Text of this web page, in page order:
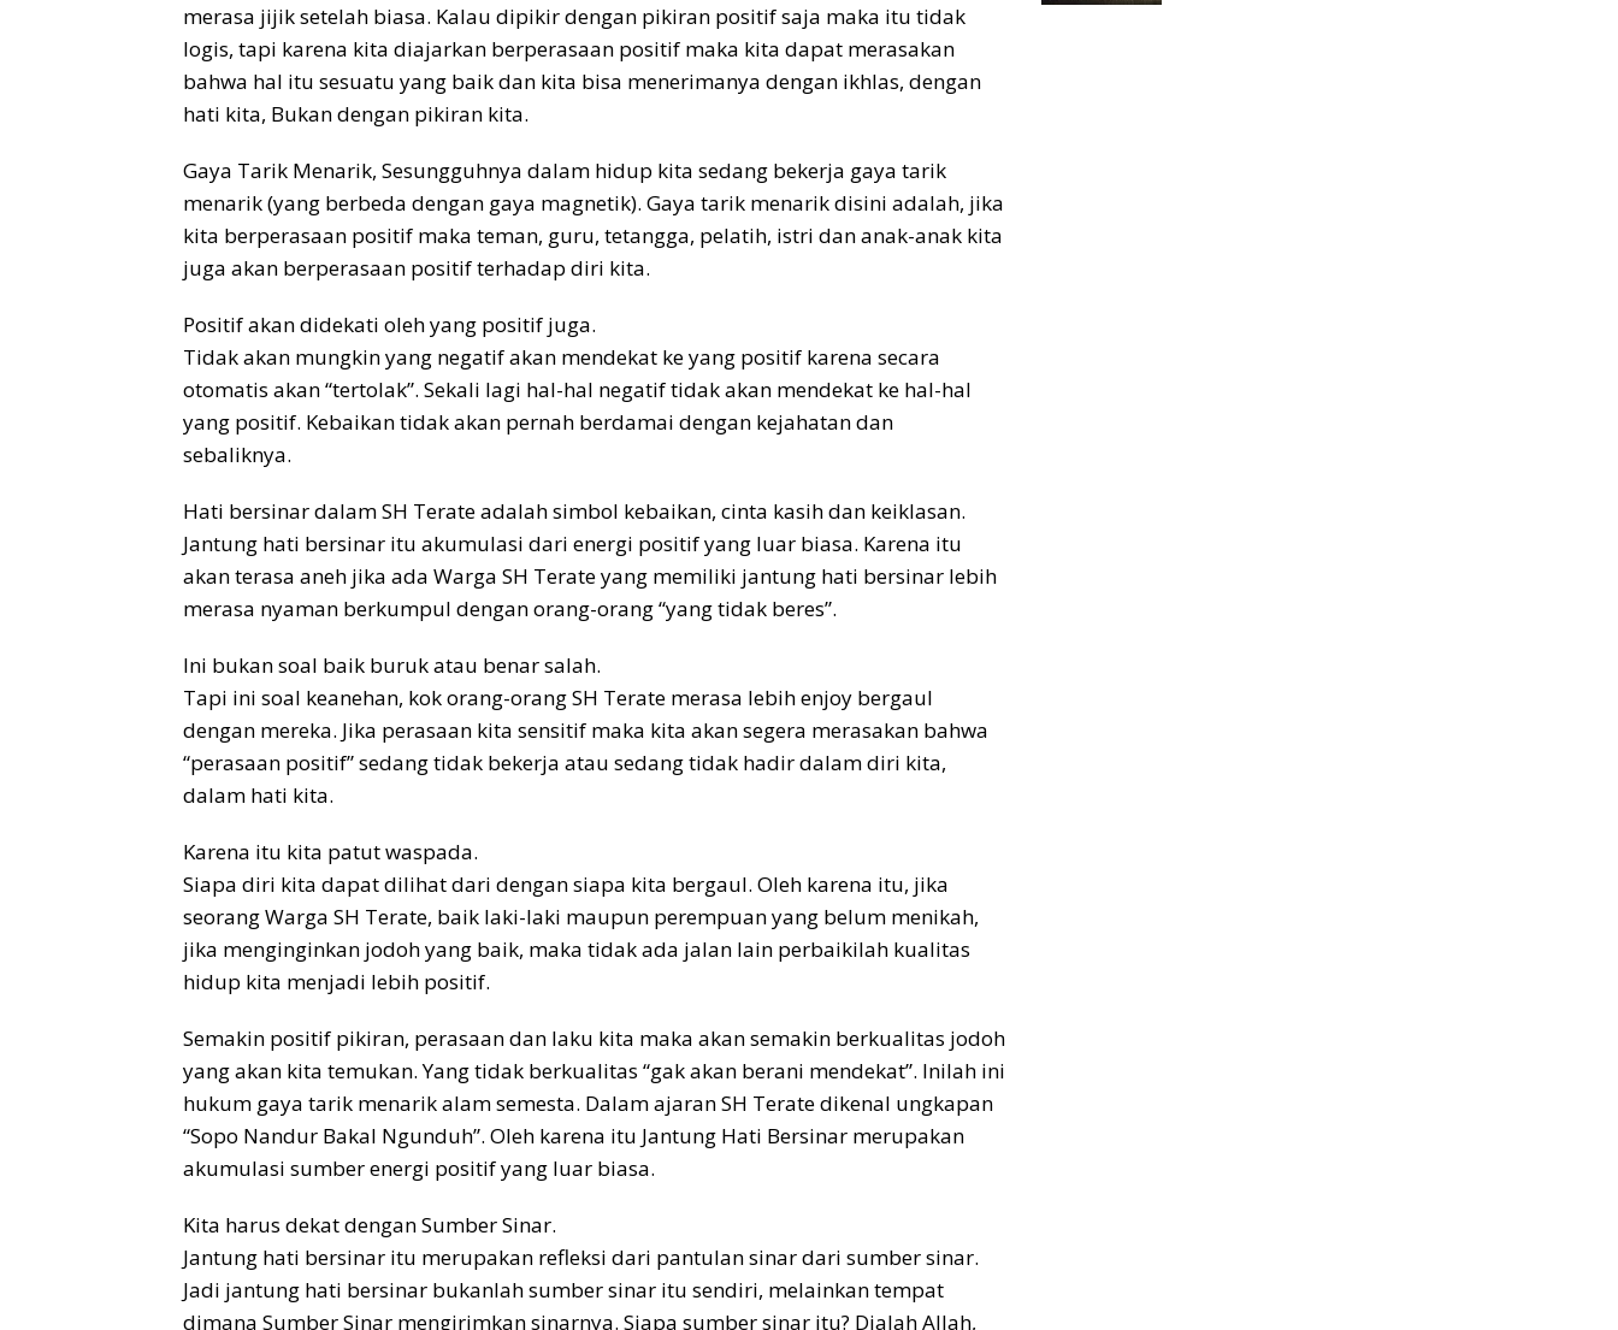
merasa jijik setelah biasa. Kalau dipikir dengan pikiran positif saja maka itu tidak
logis, tapi karena kita diajarkan berperasaan positif maka kita dapat merasakan
bahwa hal itu sesuatu yang baik dan kita bisa menerimanya dengan ikhlas, dengan
hati kita, Bukan dengan pikiran kita.
Gaya Tarik Menarik, Sesungguhnya dalam hidup kita sedang bekerja gaya tarik
menarik (yang berbeda dengan gaya magnetik). Gaya tarik menarik disini adalah, jika
kita berperasaan positif maka teman, guru, tetangga, pelatih, istri dan anak-anak kita
juga akan berperasaan positif terhadap diri kita.
Positif akan didekati oleh yang positif juga.
Tidak akan mungkin yang negatif akan mendekat ke yang positif karena secara
otomatis akan “tertolak”. Sekali lagi hal-hal negatif tidak akan mendekat ke hal-hal
yang positif. Kebaikan tidak akan pernah berdamai dengan kejahatan dan
sebaliknya.
Hati bersinar dalam SH Terate adalah simbol kebaikan, cinta kasih dan keiklasan.
Jantung hati bersinar itu akumulasi dari energi positif yang luar biasa. Karena itu
akan terasa aneh jika ada Warga SH Terate yang memiliki jantung hati bersinar lebih
merasa nyaman berkumpul dengan orang-orang “yang tidak beres”.
Ini bukan soal baik buruk atau benar salah.
Tapi ini soal keanehan, kok orang-orang SH Terate merasa lebih enjoy bergaul
dengan mereka. Jika perasaan kita sensitif maka kita akan segera merasakan bahwa
“perasaan positif” sedang tidak bekerja atau sedang tidak hadir dalam diri kita,
dalam hati kita.
Karena itu kita patut waspada.
Siapa diri kita dapat dilihat dari dengan siapa kita bergaul. Oleh karena itu, jika
seorang Warga SH Terate, baik laki-laki maupun perempuan yang belum menikah,
jika menginginkan jodoh yang baik, maka tidak ada jalan lain perbaikilah kualitas
hidup kita menjadi lebih positif.
Semakin positif pikiran, perasaan dan laku kita maka akan semakin berkualitas jodoh
yang akan kita temukan. Yang tidak berkualitas “gak akan berani mendekat”. Inilah ini
hukum gaya tarik menarik alam semesta. Dalam ajaran SH Terate dikenal ungkapan
“Sopo Nandur Bakal Ngunduh”. Oleh karena itu Jantung Hati Bersinar merupakan
akumulasi sumber energi positif yang luar biasa.
Kita harus dekat dengan Sumber Sinar.
Jantung hati bersinar itu merupakan refleksi dari pantulan sinar dari sumber sinar.
Jadi jantung hati bersinar bukanlah sumber sinar itu sendiri, melainkan tempat
dimana Sumber Sinar mengirimkan sinarnya. Siapa sumber sinar itu? Dialah Allah,